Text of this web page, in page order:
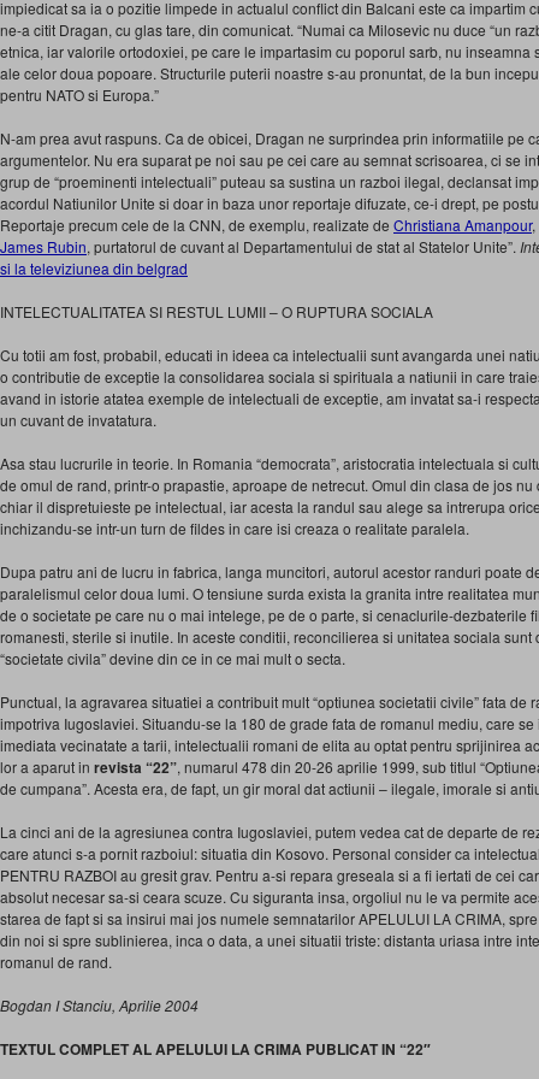
impiedicat sa ia o pozitie limpede in actualul conflict din Balcani este ca impartim
ne-a citit Dragan, cu glas tare, din comunicat. “Numai ca Milosevic nu duce “un
etnica, iar valorile ortodoxiei, pe care le impartasim cu poporul sarb, nu
ale celor doua popoare. Structurile puterii noastre s-au pronuntat, de la bun
pentru NATO si Europa.”
N-am prea avut raspuns. Ca de obicei, Dragan ne surprindea prin informatiile pe
argumentelor. Nu era suparat pe noi sau pe cei care au semnat scrisoarea, ci se
grup de “proeminenti intelectuali” puteau sa sustina un razboi ilegal, declansat
acordul Natiunilor Unite si doar in baza unor reportaje difuzate, ce-i drept, pe
Reportaje precum cele de la CNN, de exemplu, realizate de Christiana Amanpour,
James Rubin, purtatorul de cuvant al Departamentului de stat al Statelor Unite”.
si la televiziunea din belgrad
INTELECTUALITATEA SI RESTUL LUMII – O RUPTURA SOCIALA
Cu totii am fost, probabil, educati in ideea ca intelectualii sunt avangarda unei
o contributie de exceptie la consolidarea sociala si spirituala a natiunii in care
avand in istorie atatea exemple de intelectuali de exceptie, am invatat sa-i
un cuvant de invatatura.
Asa stau lucrurile in teorie. In Romania “democrata”, aristocratia intelectuala si
de omul de rand, printr-o prapastie, aproape de netrecut. Omul din clasa de jos
chiar il dispretuieste pe intelectual, iar acesta la randul sau alege sa intrerupa
inchizandu-se intr-un turn de fildes in care isi creaza o realitate paralela.
Dupa patru ani de lucru in fabrica, langa muncitori, autorul acestor randuri poate
paralelismul celor doua lumi. O tensiune surda exista la granita intre realitatea
de o societate pe care nu o mai intelege, pe de o parte, si cenaclurile-dezbaterile
romanesti, sterile si inutile. In aceste conditii, reconcilierea si unitatea sociala
“societate civila” devine din ce in ce mai mult o secta.
Punctual, la agravarea situatiei a contribuit mult “optiunea societatii civile” fata de
impotriva Iugoslaviei. Situandu-se la 180 de grade fata de romanul mediu, care
imediata vecinatate a tarii, intelectualii romani de elita au optat pentru sprijinirea
lor a aparut in revista “22”, numarul 478 din 20-26 aprilie 1999, sub titlul
de cumpana”. Acesta era, de fapt, un gir moral dat actiunii – ilegale, imorale si
La cinci ani de la agresiunea contra Iugoslaviei, putem vedea cat de departe de
care atunci s-a pornit razboiul: situatia din Kosovo. Personal consider ca
PENTRU RAZBOI au gresit grav. Pentru a-si repara greseala si a fi iertati de cei
absolut necesar sa-si ceara scuze. Cu siguranta insa, orgoliul nu le va permite
starea de fapt si sa insirui mai jos numele semnatarilor APELULUI LA CRIMA,
din noi si spre sublinierea, inca o data, a unei situatii triste: distanta uriasa intre
romanul de rand.
Bogdan I Stanciu, Aprilie 2004
TEXTUL COMPLET AL APELULUI LA CRIMA PUBLICAT IN “22″